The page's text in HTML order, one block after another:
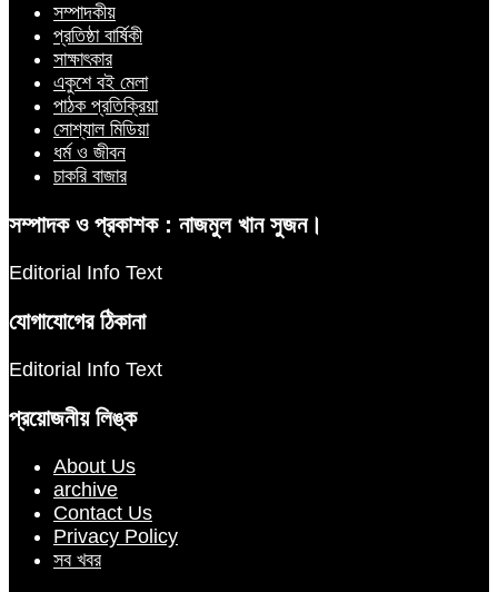
সম্পাদকীয়
প্রতিষ্ঠা বার্ষিকী
সাক্ষাৎকার
একুশে বই মেলা
পাঠক প্রতিক্রিয়া
সোশ্যাল মিডিয়া
ধর্ম ও জীবন
চাকরি বাজার
সম্পাদক ও প্রকাশক : নাজমুল খান সুজন।
Editorial Info Text
যোগাযোগের ঠিকানা
Editorial Info Text
প্রয়োজনীয় লিঙ্ক
About Us
archive
Contact Us
Privacy Policy
সব খবর